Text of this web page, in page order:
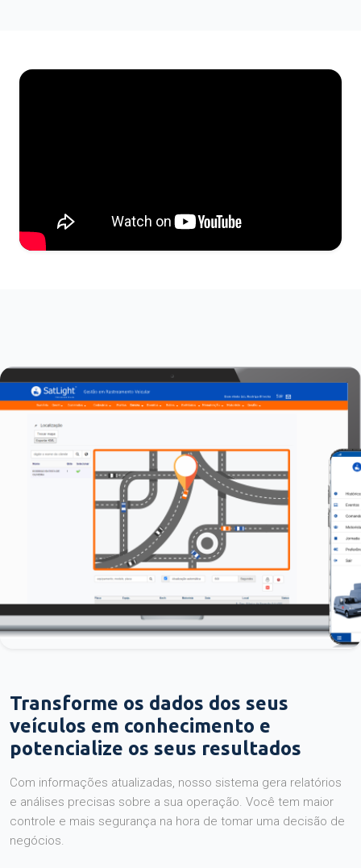
Transforme os dados dos seus
veículos em conhecimento e
potencialize os seus resultados
Com informações atualizadas, nosso sistema gera relatórios
e análises precisas sobre a sua operação. Você tem maior
controle e mais segurança na hora de tomar uma decisão de
negócios.